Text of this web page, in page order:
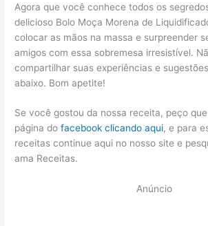
Agora que você conhece todos os
delicioso Bolo Moça Morena de
colocar as mãos na massa e surpreender
amigos com essa sobremesa irresistível.
compartilhar suas experiências e
abaixo. Bom apetite!
Se você gostou da nossa receita, peço
página dofacebook clicando aqui, e para
receitas continue aqui no nosso site e
ama Receitas.
Anúncio